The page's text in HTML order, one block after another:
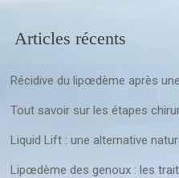
Articles récents
Récidive du lipœdème après
Tout savoir sur les étapes
Liquid Lift : une alternative
Lipœdème des genoux : les